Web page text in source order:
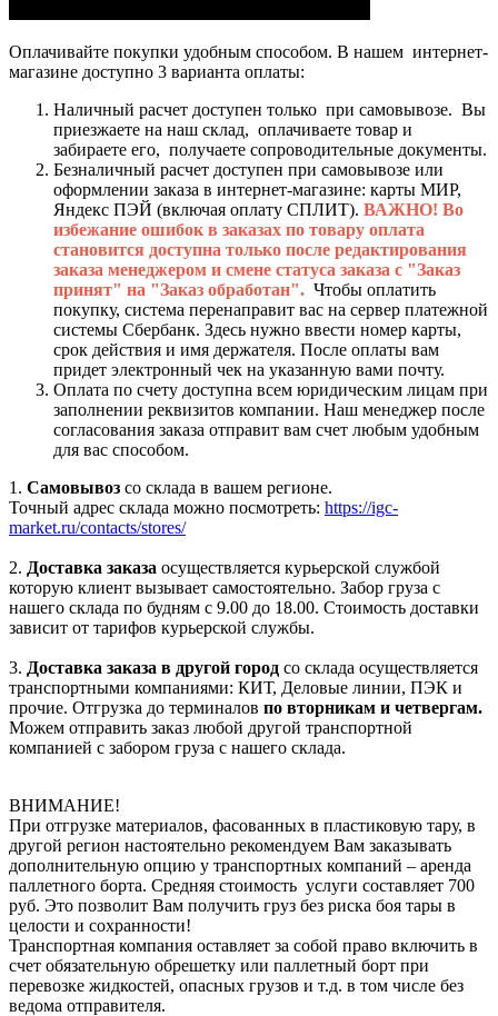
Оплачивайте покупки удобным способом. В нашем интернет-
магазине доступно 3 варианта оплаты:
Наличный расчет доступен только при самовывозе. Вы
приезжаете на наш склад, оплачиваете товар и
забираете его, получаете сопроводительные документы.
Безналичный расчет доступен при самовывозе или
оформлении заказа в интернет-магазине: карты МИР,
Яндекс ПЭЙ (включая оплату СПЛИТ). ВАЖНО! Во
избежание ошибок в заказах по товару оплата
становится доступна только после редактирования
заказа менеджером и смене статуса заказа с "Заказ
принят" на "Заказ обработан". Чтобы оплатить
покупку, система перенаправит вас на сервер платежной
системы Сбербанк. Здесь нужно ввести номер карты,
срок действия и имя держателя. После оплаты вам
придет электронный чек на указанную вами почту.
Оплата по счету доступна всем юридическим лицам при
заполнении реквизитов компании. Наш менеджер после
согласования заказа отправит вам счет любым удобным
для вас способом.
1. Самовывоз со склада в вашем регионе.
Точный адрес склада можно посмотреть: https://igc-
market.ru/contacts/stores/
2. Доставка заказа осуществляется курьерской службой
которую клиент вызывает самостоятельно. Забор груза с
нашего склада по будням с 9.00 до 18.00. Стоимость доставки
зависит от тарифов курьерской службы.
3. Доставка заказа в другой город со склада осуществляется
транспортными компаниями: КИТ, Деловые линии, ПЭК и
прочие. Отгрузка до терминалов по вторникам и четвергам.
Можем отправить заказ любой другой транспортной
компанией с забором груза с нашего склада.
ВНИМАНИЕ!
При отгрузке материалов, фасованных в пластиковую тару, в
другой регион настоятельно рекомендуем Вам заказывать
дополнительную опцию у транспортных компаний – аренда
паллетного борта. Средняя стоимость услуги составляет 700
руб. Это позволит Вам получить груз без риска боя тары в
целости и сохранности!
Транспортная компания оставляет за собой право включить в
счет обязательную обрешетку или паллетный борт при
перевозке жидкостей, опасных грузов и т.д. в том числе без
ведома отправителя.